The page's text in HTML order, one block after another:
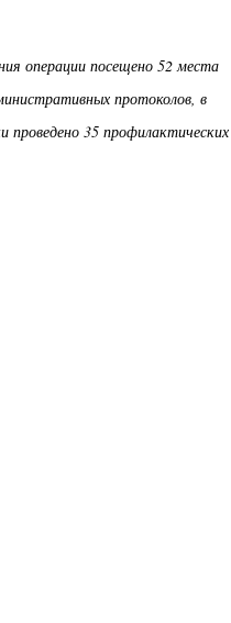
операции посещено 52 места
протоколов, в
35 профилактических